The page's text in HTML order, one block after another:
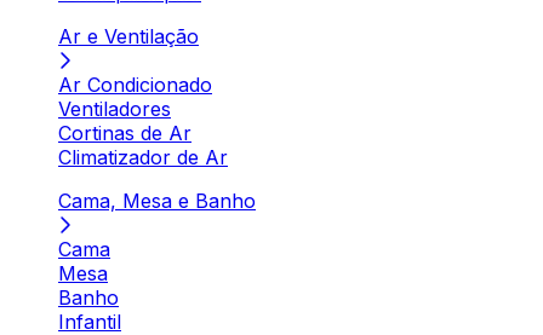
Ar e Ventilação
Ar Condicionado
Ventiladores
Cortinas de Ar
Climatizador de Ar
Cama, Mesa e Banho
Cama
Mesa
Banho
Infantil